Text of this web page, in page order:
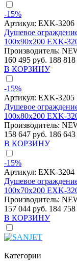
-15%
Артикул: EXK-3206
Душевое
100x90x200 EXK-
Производитель:
160 495 руб. 188 818
В КОРЗИНУ
-15%
Артикул: EXK-3205
Душевое
100x80x200 EXK-
Производитель:
158 647 руб. 186 643
В КОРЗИНУ
-15%
Артикул: EXK-3204
Душевое
100x70x200 EXK-
Производитель:
157 044 руб. 184 758
В КОРЗИНУ
Категории